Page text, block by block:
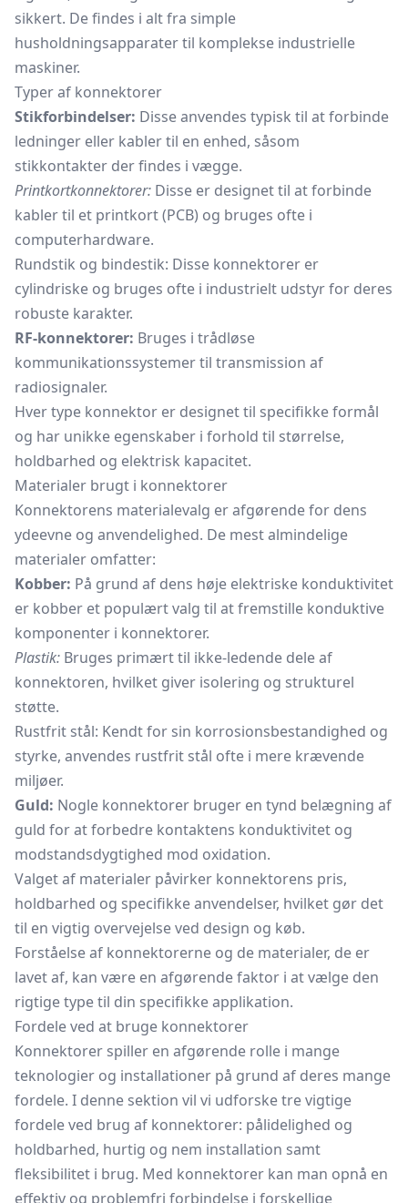
sikkert. De findes i alt fra simple
husholdningsapparater til komplekse industrielle
maskiner.
Typer af konnektorer
Stikforbindelser: Disse anvendes typisk til at forbinde
ledninger eller kabler til en enhed, såsom
stikkontakter der findes i vægge.
Printkortkonnektorer: Disse er designet til at forbinde
kabler til et printkort (PCB) og bruges ofte i
computerhardware.
Rundstik og bindestik: Disse konnektorer er
cylindriske og bruges ofte i industrielt udstyr for deres
robuste karakter.
RF-konnektorer: Bruges i trådløse
kommunikationssystemer til transmission af
radiosignaler.
Hver type konnektor er designet til specifikke formål
og har unikke egenskaber i forhold til størrelse,
holdbarhed og elektrisk kapacitet.
Materialer brugt i konnektorer
Konnektorens materialevalg er afgørende for dens
ydeevne og anvendelighed. De mest almindelige
materialer omfatter:
Kobber: På grund af dens høje elektriske konduktivitet
er kobber et populært valg til at fremstille konduktive
komponenter i konnektorer.
Plastik: Bruges primært til ikke-ledende dele af
konnektoren, hvilket giver isolering og strukturel
støtte.
Rustfrit stål: Kendt for sin korrosionsbestandighed og
styrke, anvendes rustfrit stål ofte i mere krævende
miljøer.
Guld: Nogle konnektorer bruger en tynd belægning af
guld for at forbedre kontaktens konduktivitet og
modstandsdygtighed mod oxidation.
Valget af materialer påvirker konnektorens pris,
holdbarhed og specifikke anvendelser, hvilket gør det
til en vigtig overvejelse ved design og køb.
Forståelse af konnektorerne og de materialer, de er
lavet af, kan være en afgørende faktor i at vælge den
rigtige type til din specifikke applikation.
Fordele ved at bruge konnektorer
Konnektorer spiller en afgørende rolle i mange
teknologier og installationer på grund af deres mange
fordele. I denne sektion vil vi udforske tre vigtige
fordele ved brug af konnektorer: pålidelighed og
holdbarhed, hurtig og nem installation samt
fleksibilitet i brug. Med konnektorer kan man opnå en
effektiv og problemfri forbindelse i forskellige